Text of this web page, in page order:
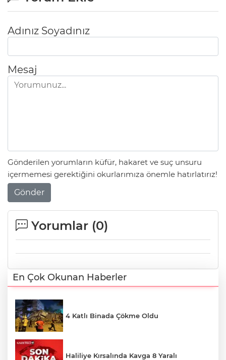
Adınız Soyadınız
Mesaj
Gönderilen yorumların küfür, hakaret ve suç unsuru
içermemesi gerektiğini okurlarımıza önemle hatırlatırız!
Gönder
Yorumlar (0)
En Çok Okunan Haberler
4 Katlı Binada Çökme Oldu
Haliliye Kırsalında Kavga 8 Yaralı